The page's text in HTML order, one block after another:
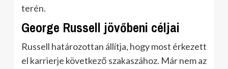
terén.
George Russell jövőbeni céljai
Russell határozottan állítja, hogy most érkezett
el karrierje következő szakaszához. Már nem az